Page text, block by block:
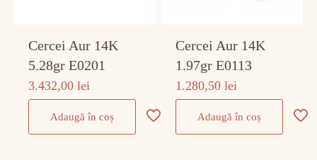
Cercei Aur 14K
5.28gr E0201
3.432,00lei
Adaugă în coș
Cercei Aur 14K
1.97gr E0113
1.280,50lei
Adaugă în coș